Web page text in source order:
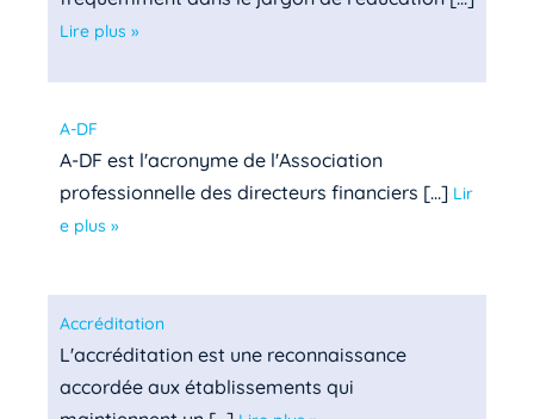
Lire plus »
A-DF
A-DF est l'acronyme de l'Association
professionnelle des directeurs financiers [...] Lir
e plus »
Accréditation
L'accréditation est une reconnaissance
accordée aux établissements qui